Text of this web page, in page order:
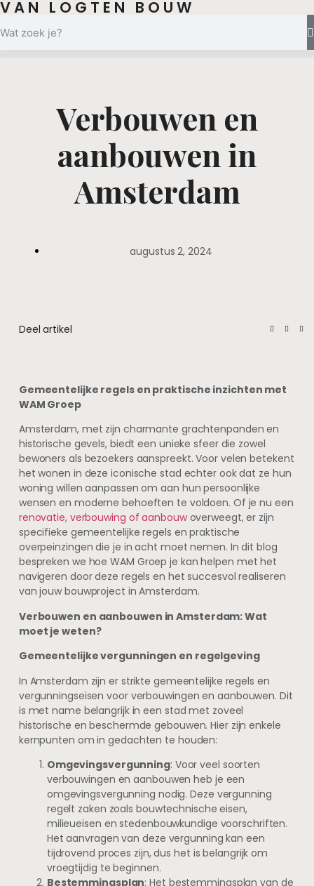
VAN LOGTEN BOUW
Verbouwen en
aanbouwen in
Amsterdam
augustus 2, 2024
Deel artikel
Gemeentelijke regels en praktische inzichten met
WAM Groep
Amsterdam, met zijn charmante grachtenpanden en
historische gevels, biedt een unieke sfeer die zowel
bewoners als bezoekers aanspreekt. Voor velen betekent
het wonen in deze iconische stad echter ook dat ze hun
woning willen aanpassen om aan hun persoonlijke
wensen en moderne behoeften te voldoen. Of je nu een
renovatie, verbouwing of aanbouwoverweegt, er zijn
specifieke gemeentelijke regels en praktische
overpeinzingen die je in acht moet nemen. In dit blog
bespreken we hoe WAM Groep je kan helpen met het
navigeren door deze regels en het succesvol realiseren
van jouw bouwproject in Amsterdam.
Verbouwen en aanbouwen in Amsterdam: Wat
moet je weten?
Gemeentelijke vergunningen en regelgeving
In Amsterdam zijn er strikte gemeentelijke regels en
vergunningseisen voor verbouwingen en aanbouwen. Dit
is met name belangrijk in een stad met zoveel
historische en beschermde gebouwen. Hier zijn enkele
kernpunten om in gedachten te houden:
Omgevingsvergunning: Voor veel soorten
verbouwingen en aanbouwen heb je een
omgevingsvergunning nodig. Deze vergunning
regelt zaken zoals bouwtechnische eisen,
milieueisen en stedenbouwkundige voorschriften.
Het aanvragen van deze vergunning kan een
tijdrovend proces zijn, dus het is belangrijk om
vroegtijdig te beginnen.
Bestemmingsplan: Het bestemmingsplan van de